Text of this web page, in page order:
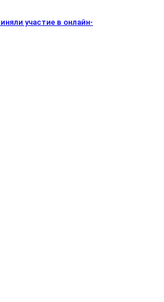
участие в онлайн-